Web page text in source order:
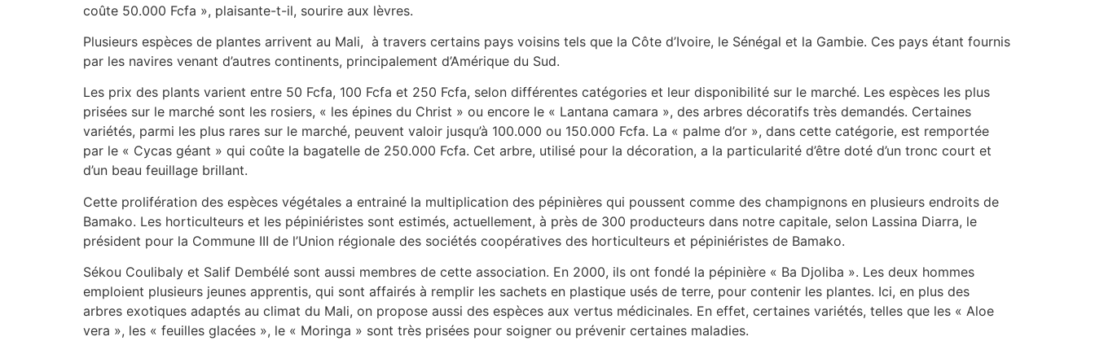
coûte 50.000 Fcfa », plaisante-t-il, sourire aux lèvres.
Plusieurs espèces de plantes arrivent au Mali, à travers certains pays voisins tels que la Côte d’Ivoire, le Sénégal et la Gambie. Ces pays étant fournis
par les navires venant d’autres continents, principalement d’Amérique du Sud.
Les prix des plants varient entre 50 Fcfa, 100 Fcfa et 250 Fcfa, selon différentes catégories et leur disponibilité sur le marché. Les espèces les plus
prisées sur le marché sont les rosiers, « les épines du Christ » ou encore le « Lantana camara », des arbres décoratifs très demandés. Certaines
variétés, parmi les plus rares sur le marché, peuvent valoir jusqu’à 100.000 ou 150.000 Fcfa. La « palme d’or », dans cette catégorie, est remportée
par le « Cycas géant » qui coûte la bagatelle de 250.000 Fcfa. Cet arbre, utilisé pour la décoration, a la particularité d’être doté d’un tronc court et
d’un beau feuillage brillant.
Cette prolifération des espèces végétales a entrainé la multiplication des pépinières qui poussent comme des champignons en plusieurs endroits de
Bamako. Les horticulteurs et les pépiniéristes sont estimés, actuellement, à près de 300 producteurs dans notre capitale, selon Lassina Diarra, le
président pour la Commune III de l’Union régionale des sociétés coopératives des horticulteurs et pépiniéristes de Bamako.
Sékou Coulibaly et Salif Dembélé sont aussi membres de cette association. En 2000, ils ont fondé la pépinière « Ba Djoliba ». Les deux hommes
emploient plusieurs jeunes apprentis, qui sont affairés à remplir les sachets en plastique usés de terre, pour contenir les plantes. Ici, en plus des
arbres exotiques adaptés au climat du Mali, on propose aussi des espèces aux vertus médicinales. En effet, certaines variétés, telles que les « Aloe
vera », les « feuilles glacées », le « Moringa » sont très prisées pour soigner ou prévenir certaines maladies.